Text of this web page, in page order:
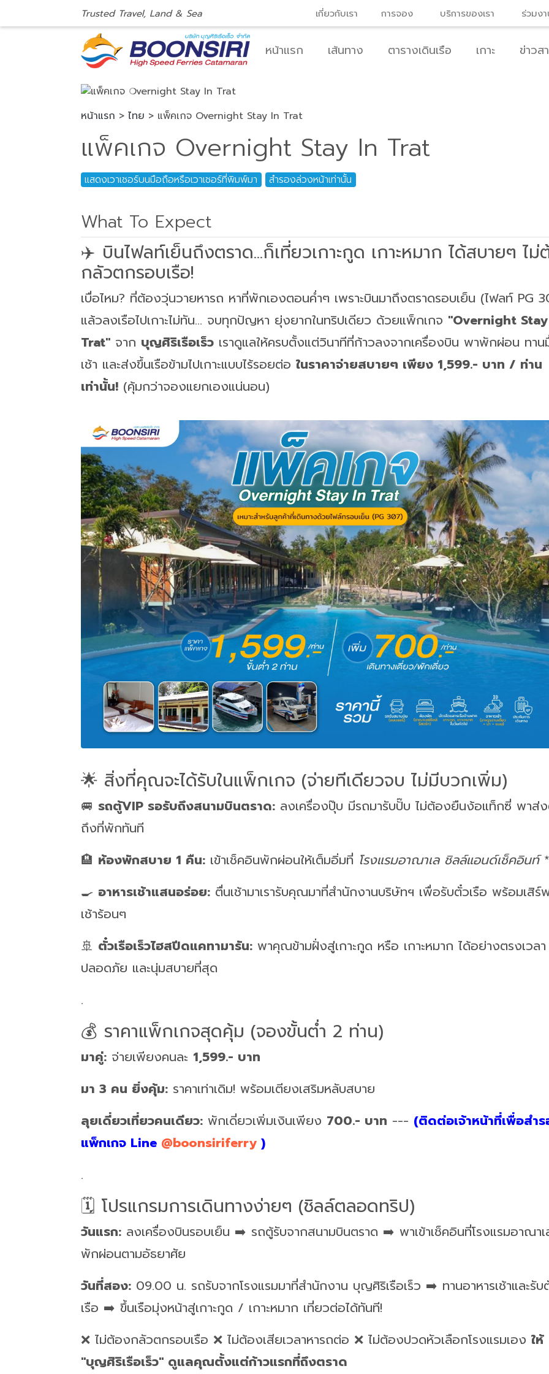
Trusted Travel, Land & Sea เกี่ยวกับเรา การจอง บริการของเรา ร่วมง
หน้าแรก เส้นทาง ตารางเดินเรือ เกาะ ข่าวส
Previous
หน้าแรก > ไทย > แพ็คเกจ Overnight Stay In Trat
แพ็คเกจ Overnight Stay In Trat
แสดงเวาเชอร์บนมือถือหรือเวาเชอร์ที่พิมพ์มา สำรองล่วงหน้าเท่านั้น
What To Expect
✈️ บินไฟลท์เย็นถึงตราด...ก็เที่ยวเกาะกูด เกาะหมาก ได้สบายๆ ไม่
กลัวตกรอบเรือ!
เบื่อไหม? ที่ต้องวุ่นวายหารถ หาที่พักเองตอนค่ำๆ เพราะบินมาถึงตราดรอบเย็น (ไฟลท์ PG
แล้วลงเรือไปเกาะไม่ทัน... จบทุกปัญหา ยุ่งยากในทริปเดียว ด้วยแพ็กเกจ "Overnight
Trat" จาก บุญศิริเรือเร็ว เราดูแลให้ครบตั้งแต่วินาทีที่ก้าวลงจากเครื่องบิน พาพักผ่อน ทาน
เช้า และส่งขึ้นเรือข้ามไปเกาะแบบไร้รอยต่อ ในราคาจ่ายสบายๆ เพียง 1,599.- บาท / ท่าน
เท่านั้น! (คุ้มกว่าจองแยกเองแน่นอน)
🌟 สิ่งที่คุณจะได้รับในแพ็กเกจ (จ่ายทีเดียวจบ ไม่มีบวกเพิ่ม)
🚐 รถตู้VIP รอรับถึงสนามบินตราด: ลงเครื่องปุ๊บ มีรถมารับปั๊บ ไม่ต้องยืนง้อแท็กซี่ พาส่
ถึงที่พักทันที
🏨 ห้องพักสบาย 1 คืน: เข้าเช็คอินพักผ่อนให้เต็มอิ่มที่ โรงแรมอาณาเล ชิลล์แอนด์เช็คอินท์*
🍳 อาหารเช้าแสนอร่อย: ตื่นเช้ามาเรารับคุณมาที่สำนักงานบริษัทฯ เพื่อรับตั๋วเรือ พร้อมเสิร์
เช้าร้อนๆ
🚢 ตั๋วเรือเร็วไฮสปีดแคทามารัน: พาคุณข้ามฝั่งสู่เกาะกูด หรือ เกาะหมาก ได้อย่างตรงเวลา
ปลอดภัย และนุ่มสบายที่สุด
.
💰 ราคาแพ็กเกจสุดคุ้ม (จองขั้นต่ำ 2 ท่าน)
มาคู่: จ่ายเพียงคนละ 1,599.- บาท
มา 3 คน ยิ่งคุ้ม: ราคาเท่าเดิม! พร้อมเตียงเสริมหลับสบาย
ลุยเดี่ยวเที่ยวคนเดียว: พักเดี่ยวเพิ่มเงินเพียง 700.- บาท --- (ติดต่อเจ้าหน้าที่เพื่อสำ
แพ็กเกจ Line @boonsiriferry )
.
🗓️ โปรแกรมการเดินทางง่ายๆ (ชิลล์ตลอดทริป)
วันแรก: ลงเครื่องบินรอบเย็น ➡️ รถตู้รับจากสนามบินตราด ➡️ พาเข้าเช็คอินที่โรงแรมอาณาเ
พักผ่อนตามอัธยาศัย
วันที่สอง: 09.00 น. รถรับจากโรงแรมมาที่สำนักงาน บุญศิริเรือเร็ว ➡️ ทานอาหารเช้าและรับ
เรือ ➡️ ขึ้นเรือมุ่งหน้าสู่เกาะกูด / เกาะหมาก เที่ยวต่อได้ทันที!
❌ ไม่ต้องกลัวตกรอบเรือ ❌ ไม่ต้องเสียเวลาหารถต่อ ❌ ไม่ต้องปวดหัวเลือกโรงแรมเอง ให้
"บุญศิริเรือเร็ว" ดูแลคุณตั้งแต่ก้าวแรกที่ถึงตราด